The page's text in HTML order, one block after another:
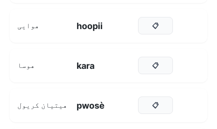
هوایی hoopii 📋
هوسا kara 📋
هیتیان کریول pwosè 📋